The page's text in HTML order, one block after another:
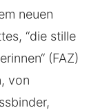
neuen
“die stille
(FAZ)
von